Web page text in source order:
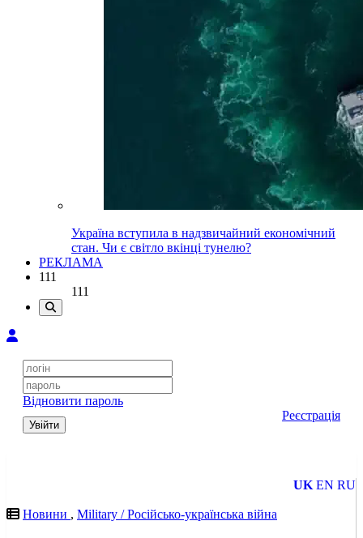
Україна вступила в надзвичайний економічний
стан. Чи є світло вкінці тунелю?
РЕКЛАМА
111
111
Відновити пароль
Увійти
Реєстрація
UK EN RU
Новини , Military / Російсько-українська війна